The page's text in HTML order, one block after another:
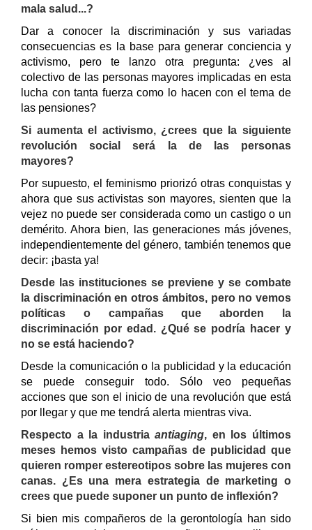
mala salud...?
Dar a conocer la discriminación y sus variadas
consecuencias es la base para generar conciencia y
activismo, pero te lanzo otra pregunta: ¿ves al
colectivo de las personas mayores implicadas en esta
lucha con tanta fuerza como lo hacen con el tema de
las pensiones?
Si aumenta el activismo, ¿crees que la siguiente
revolución social será la de las personas
mayores?
Por supuesto, el feminismo priorizó otras conquistas y
ahora que sus activistas son mayores, sienten que la
vejez no puede ser considerada como un castigo o un
demérito. Ahora bien, las generaciones más jóvenes,
independientemente del género, también tenemos que
decir: ¡basta ya!
Desde las instituciones se previene y se combate
la discriminación en otros ámbitos, pero no vemos
políticas o campañas que aborden la
discriminación por edad. ¿Qué se podría hacer y
no se está haciendo?
Desde la comunicación o la publicidad y la educación
se puede conseguir todo. Sólo veo pequeñas
acciones que son el inicio de una revolución que está
por llegar y que me tendrá alerta mientras viva.
Respecto a la industriaantiaging, en los últimos
meses hemos visto campañas de publicidad que
quieren romper estereotipos sobre las mujeres con
canas. ¿Es una mera estrategia de marketing o
crees que puede suponer un punto de inflexión?
Si bien mis compañeros de la gerontología han sido